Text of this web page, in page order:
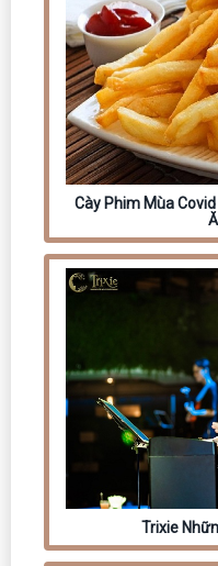
Cày Phim Mùa
Trixie